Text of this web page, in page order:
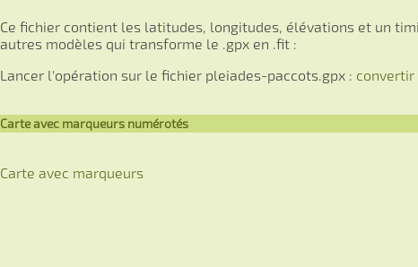
Ce fichier contient les latitudes, longitudes, élévations et un
autres modèles qui transforme le .gpx en .fit :
Lancer l'opération sur le fichier pleiades-paccots.gpx :
Carte avec marqueurs numérotés
Carte avec marqueurs